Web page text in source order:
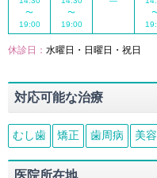
〜
19:00
〜
19:00
休診日： 水曜日・日曜日・祝日
対応可能な治療
むし歯 矯正 歯周病 美
医院所在地